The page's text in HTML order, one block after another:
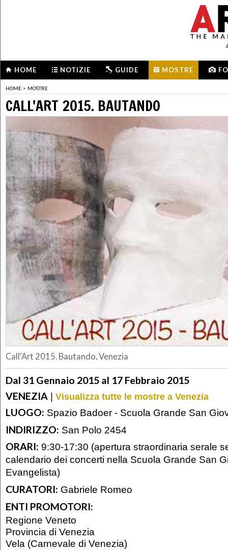
HOME NOTIZIE GUIDE MOSTRE
HOME > MOSTRE
CALL'ART 2015. BAUTANDO
Call'Art 2015. Bautando, Venezia
Dal 31 Gennaio 2015 al 17 Febbraio 2015
VENEZIA | Visualizza tutte le mostre a Venezia
LUOGO: Spazio Badoer - Scuola Grande San
INDIRIZZO: San Polo 2454
ORARI: 9:30-17:30 (apertura straordinaria serale
calendario dei concerti nella Scuola Grande San
Evangelista)
CURATORI: Gabriele Romeo
ENTI PROMOTORI:
Regione Veneto
Provincia di Venezia
Vela (Carnevale di Venezia)